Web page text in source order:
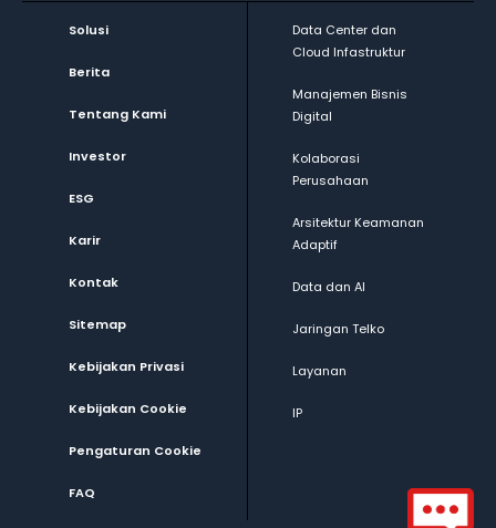
Solusi
Berita
Tentang Kami
Investor
ESG
Karir
Kontak
Sitemap
Kebijakan Privasi
Kebijakan Cookie
Pengaturan Cookie
FAQ
Data Center dan
Cloud Infastruktur
Manajemen Bisnis
Digital
Kolaborasi
Perusahaan
Arsitektur Keamanan
Adaptif
Data dan AI
Jaringan Telko
Layanan
IP